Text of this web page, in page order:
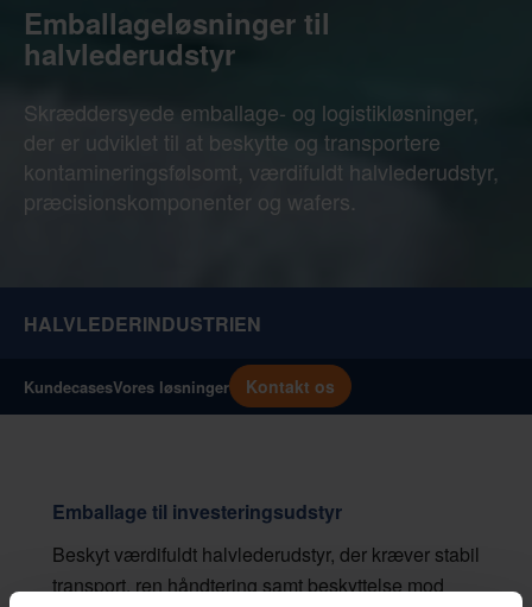
Emballageløsninger til
halvlederudstyr
Skræddersyede emballage- og logistikløsninger,
der er udviklet til at beskytte og transportere
kontamineringsfølsomt, værdifuldt halvlederudstyr,
præcisionskomponenter og wafers.
HALVLEDERINDUSTRIEN
KundecasesVores løsninger Kontakt os
Emballage til investeringsudstyr
Beskyt værdifuldt halvlederudstyr, der kræver stabil
transport, ren håndtering samt beskyttelse mod